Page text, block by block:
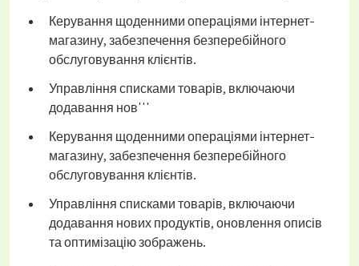
Керування щоденними операціями інтернет-
магазину, забезпечення безперебійного
обслуговування клієнтів.
Управління списками товарів, включаючи
додавання нов'''
Керування щоденними операціями інтернет-
магазину, забезпечення безперебійного
обслуговування клієнтів.
Управління списками товарів, включаючи
додавання нових продуктів, оновлення описів
та оптимізацію зображень.